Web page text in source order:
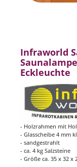
Infraworld
Eckleuchte
- Holzrahmen mit
- Glasscheibe 4 mm
- sandgestrahlt
- ca. 4 kg Salzsteine
- Größe ca. 35 x 32 x